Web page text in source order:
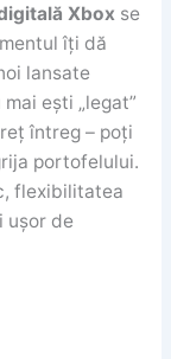
Xbox se
îți dă
lansate
ești „legat”
întreg – poți
portofelului.
flexibilitatea
ușor de